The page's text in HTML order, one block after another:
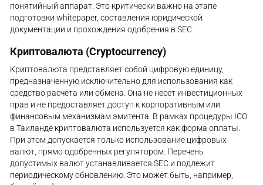
понятийный аппарат. Это критически важно на этапе
подготовки whitepaper, составления юридической
документации и прохождения одобрения в SEC.
Криптовалюта (Cryptocurrency)
Криптовалюта представляет собой цифровую единицу,
предназначенную исключительно для использования как
средство расчета или обмена. Она не несет инвестиционных
прав и не предоставляет доступ к корпоративным или
финансовым механизмам эмитента. В рамках процедуры ICO
в Таиланде криптовалюта используется как форма оплаты.
При этом допускается только использование цифровых
валют, прямо одобренных регулятором. Перечень
допустимых валют устанавливается SEC и подлежит
периодическому обновлению. Это может быть, например,